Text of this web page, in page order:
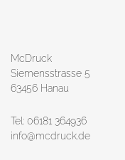
McDruck
Siemensstrasse 5
63456 Hanau
Tel: 06181 364936
info@mcdruck.de